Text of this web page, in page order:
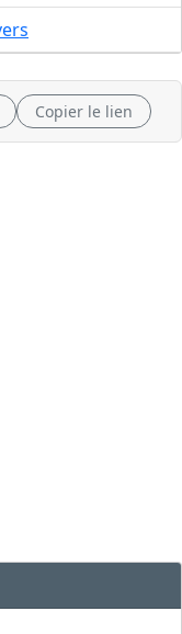
Copier le lien